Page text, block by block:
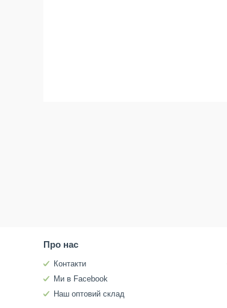
Про нас
Контакти
Ми в Facebook
Наш оптовий склад